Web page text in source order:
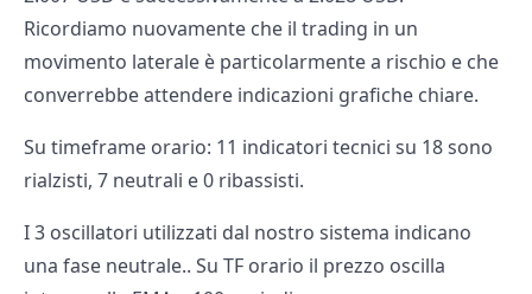
Ricordiamo nuovamente che il trading in un
movimento laterale è particolarmente a rischio e che
converrebbe attendere indicazioni grafiche chiare.
Su timeframe orario: 11 indicatori tecnici su 18 sono
rialzisti, 7 neutrali e 0 ribassisti.
I 3 oscillatori utilizzati dal nostro sistema indicano
una fase neutrale.. Su TF orario il prezzo oscilla